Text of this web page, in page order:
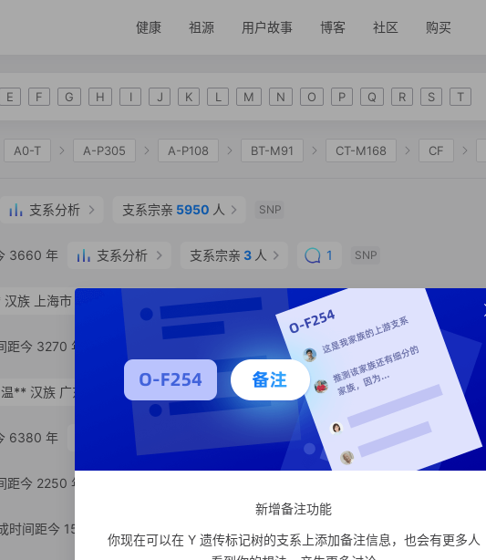
健康 祖源 用户故事 博客 社区 购买
E F G H I J K L M N O P Q R S T
A0-T A-P305 A-P108 BT-M91 CT-M168 CF
支系分析 支系宗亲 5950 人 SNP
3660 年 支系分析 支系宗亲 3 人 1 SNP
6380 年 更多 27
汉族 上海市 市辖区 黄浦区 SNP
距今 3270 年 支系分析 人 SNP
距今 2250 年
温** 汉族 广东省 梅州市 梅江区 SNP
时间距今 1520 年
新增备注功能
你现在可以在 Y 遗传标记树的支系上添加备注信息，也会有更多人